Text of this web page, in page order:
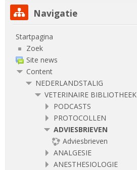
Navigatie overslaan
Navigatie
Startpagina
Zoek
Site news
Content
NEDERLANDSTALIG
VETERINAIRE BIBLIOTHEEK
PODCASTS
PROTOCOLLEN
ADVIESBRIEVEN
Adviesbrieven
ANALGESIE
ANESTHESIOLOGIE